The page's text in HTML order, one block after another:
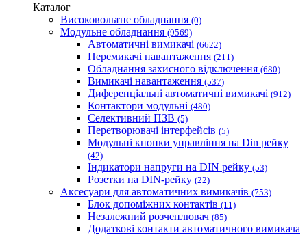
Промфактор
Термофіт
Укренерго-Альянс (Україна)
Каталог
Високовольтне обладнання (0)
Модульне обладнання (9569)
Автоматичні вимикачі (6622)
Перемикачі навантаження (211)
Обладнання захисного відключення (680)
Вимикачі навантаження (537)
Диференціальні автоматичні вимикачі (912)
Контактори модульні (480)
Селективний ПЗВ (5)
Перетворювачі інтерфейсів (5)
Модульні кнопки управління на Din рейку
(42)
Індикатори напруги на DIN рейку (53)
Розетки на DIN-рейку (22)
Аксесуари для автоматичних вимикачів (753)
Блок допоміжних контактів (11)
Незалежний розчеплювач (85)
Додаткові контакти автоматичного вимикача